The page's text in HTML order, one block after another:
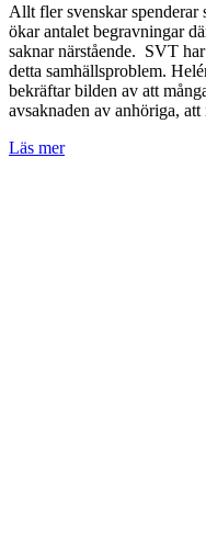
Allt fler svenskar spenderar
ökar antalet begravningar
saknar närstående. SVT
detta samhällsproblem.
bekräftar bilden av att
avsaknaden av anhöriga,
Läs mer